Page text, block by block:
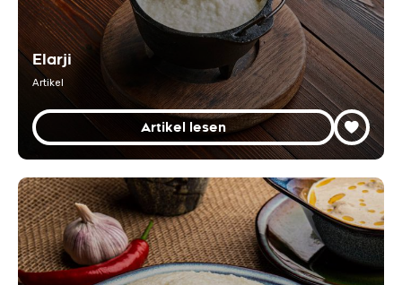
Elarji
Artikel
Artikel lesen